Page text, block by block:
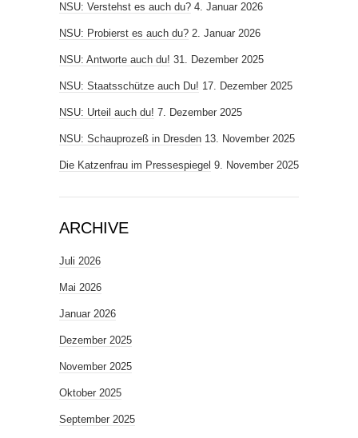
NSU: Verstehst es auch du? 4. Januar 2026
NSU: Probierst es auch du? 2. Januar 2026
NSU: Antworte auch du! 31. Dezember 2025
NSU: Staatsschütze auch Du! 17. Dezember 2025
NSU: Urteil auch du! 7. Dezember 2025
NSU: Schauprozeß in Dresden 13. November 2025
Die Katzenfrau im Pressespiegel 9. November 2025
ARCHIVE
Juli 2026
Mai 2026
Januar 2026
Dezember 2025
November 2025
Oktober 2025
September 2025